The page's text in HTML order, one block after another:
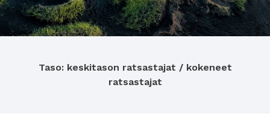
Taso: keskitason ratsastajat / kokeneet
ratsastajat